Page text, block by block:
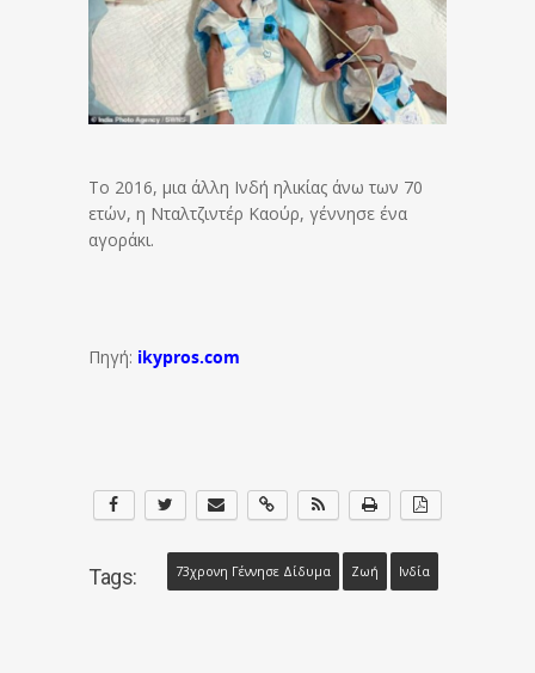
Το 2016, μια άλλη Ινδή ηλικίας άνω των 70
ετών, η Νταλτζιντέρ Καούρ, γέννησε ένα
αγοράκι.
Πηγή: ikypros.com
Tags: 73χρονη Γέννησε Δίδυμα Ζωή Ινδία